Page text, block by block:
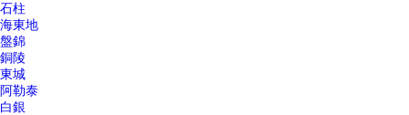
石柱
海東地
盤錦
銅陵
東城
阿勒泰
白銀